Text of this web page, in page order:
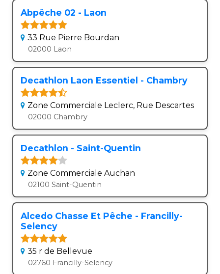
Abpêche 02 - Laon
33 Rue Pierre Bourdan
02000 Laon
Decathlon Laon Essentiel - Chambry
Zone Commerciale Leclerc, Rue Descartes
02000 Chambry
Decathlon - Saint-Quentin
Zone Commerciale Auchan
02100 Saint-Quentin
Alcedo Chasse Et Pêche - Francilly-
Selency
35 r de Bellevue
02760 Francilly-Selency